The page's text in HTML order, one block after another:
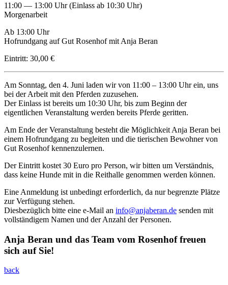
11:00 — 13:00 Uhr (Einlass ab 10:30 Uhr)
Morgenarbeit
Ab 13:00 Uhr
Hofrundgang auf Gut Rosenhof mit Anja Beran
Eintritt: 30,00 €
Am Sonntag, den 4. Juni laden wir von 11:00 – 13:00 Uhr ein, uns
bei der Arbeit mit den Pferden zuzusehen.
Der Einlass ist bereits um 10:30 Uhr, bis zum Beginn der
eigentlichen Veranstaltung werden bereits Pferde geritten.
Am Ende der Veranstaltung besteht die Möglichkeit Anja Beran bei
einem Hofrundgang zu begleiten und die tierischen Bewohner von
Gut Rosenhof kennenzulernen.
Der Eintritt kostet 30 Euro pro Person, wir bitten um Verständnis,
dass keine Hunde mit in die Reithalle genommen werden können.
Eine Anmeldung ist unbedingt erforderlich, da nur begrenzte Plätze
zur Verfügung stehen.
Diesbezüglich bitte eine e-Mail an info@anjaberan.de senden mit
vollständigem Namen und der Anzahl der Personen.
Anja Beran und das Team vom Rosenhof freuen
sich auf Sie!
back